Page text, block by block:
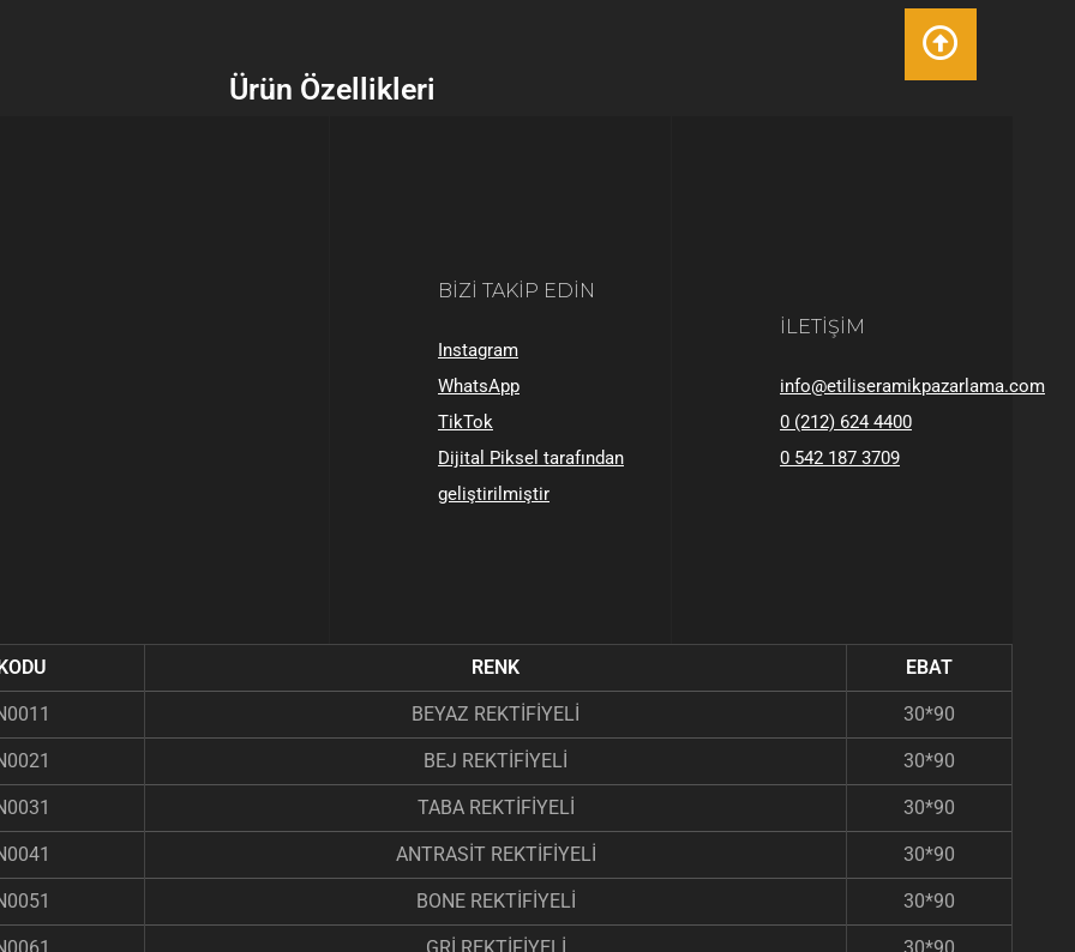
Ürün Özellikleri
BIZI TAKIP EDIN
Instagram
WhatsApp
TikTok
Dijital Piksel tarafından
geliştirilmiştir
İLETIŞIM
info@etiliseramikpazarlama.com
0 (212) 624 4400
0 542 187 3709
RENK EBAT
BEYAZ REKTİFİYELİ 30*90
BEJ REKTİFİYELİ 30*90
TABA REKTİFİYELİ 30*90
ANTRASİT REKTİFİYELİ 30*90
BONE REKTİFİYELİ 30*90